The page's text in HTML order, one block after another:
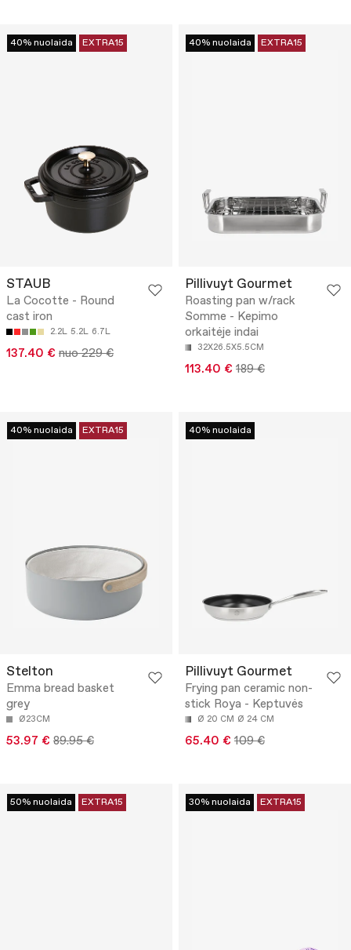
40% nuolaida EXTRA15
STAUB
La Cocotte - Round
cast iron
2.2L 5.2L 6.7L
137.40 € nuo 229 €
40% nuolaida EXTRA15
Pillivuyt Gourmet
Roasting pan w/rack
Somme - Kepimo
orkaitėje indai
32X26.5X5.5CM
113.40 € 189 €
40% nuolaida EXTRA15
Stelton
Emma bread basket
grey
Ø23CM
53.97 € 89.95 €
40% nuolaida
Pillivuyt Gourmet
Frying pan ceramic non-
stick Roya - Keptuvės
Ø 20 CM Ø 24 CM
65.40 € 109 €
50% nuolaida EXTRA15 30% nuolaida EXTRA15